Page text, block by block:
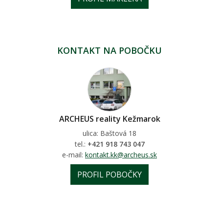
KONTAKT NA POBOČKU
ARCHEUS reality Kežmarok
ulica: Baštová 18
tel.: +421 918 743 047
e-mail: kontakt.kk@archeus.sk
PROFIL POBOČKY